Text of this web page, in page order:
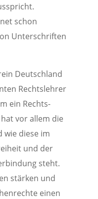
schon
Unterschriften
Deutschland
Rechtslehrer
ein Rechts-
vor allem die
wie diese im
und der
steht.
stärken und
einen